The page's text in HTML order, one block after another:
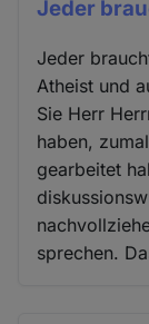
Jeder
Jeder
Atheist und
Sie Herr
haben,
gearbeitet
sprechen.